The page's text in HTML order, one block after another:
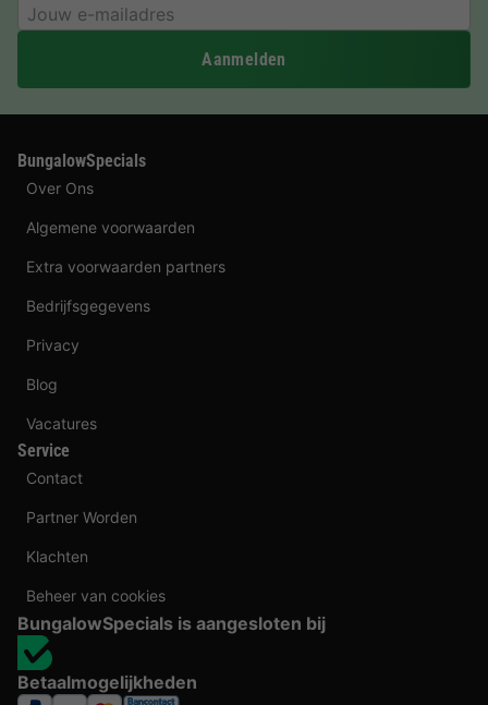
Aanmelden
BungalowSpecials
Over Ons
Algemene voorwaarden
Extra voorwaarden partners
Bedrijfsgegevens
Privacy
Blog
Vacatures
Service
Contact
Partner Worden
Klachten
Beheer van cookies
BungalowSpecials is aangesloten bij
Betaalmogelijkheden